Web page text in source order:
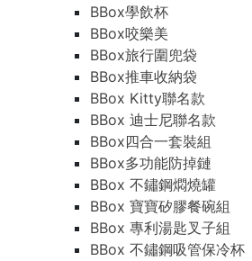
BBox學飲杯
BBox咬樂美
BBox旅行圍兜袋
BBox推車收納袋
BBox Kitty聯名款
BBox 迪士尼聯名款
BBox四合一套裝組
BBox多功能防掉鏈
BBox 不鏽鋼燜燒罐
BBox 寶寶矽膠餐碗組
BBox 專利湯匙叉子組
BBox 不鏽鋼吸管保冷杯